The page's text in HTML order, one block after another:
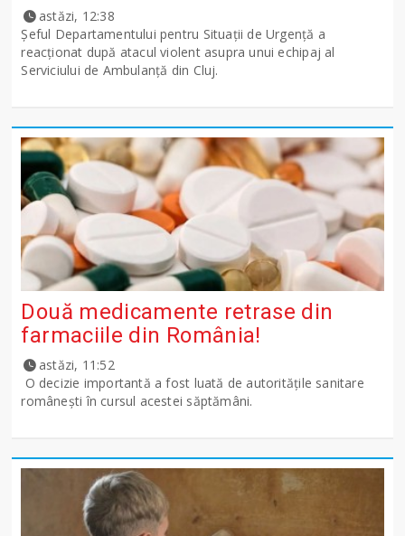
astăzi, 12:38
Șeful Departamentului pentru Situații de Urgență a
reacționat după atacul violent asupra unui echipaj al
Serviciului de Ambulanță din Cluj.
Două medicamente retrase din
farmaciile din România!
astăzi, 11:52
O decizie importantă a fost luată de autoritățile sanitare
românești în cursul acestei săptămâni.